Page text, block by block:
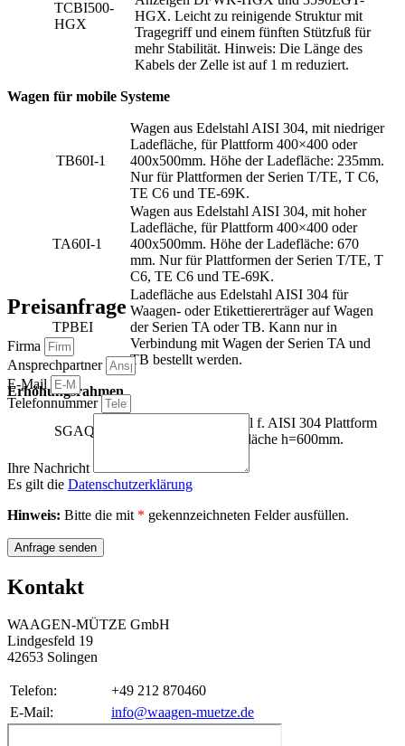
TCBI500-
HGX
HGX. Leicht zu reinigende Struktur mit
Tragegriff und einem fünften Stützfuß für
mehr Stabilität. Hinweis: Die Länge des
Kabels der Zelle ist auf 1 m reduziert.
Wagen für mobile Systeme
TB60I-1
Wagen aus Edelstahl AISI 304, mit niedriger
Ladefläche, für Plattform 400×400 oder
400x500mm. Höhe der Ladefläche: 235mm.
Nur für Plattformen der Serien T/TE, T C6,
TE C6 und TE-69K.
TA60I-1
Wagen aus Edelstahl AISI 304, mit hoher
Ladefläche, für Plattform 400×400 oder
400x500mm. Höhe der Ladefläche: 670
mm. Nur für Plattformen der Serien T/TE, T
C6, TE C6 und TE-69K.
TPBEI
Ladefläche aus Edelstahl AISI 304 für
Waagen- oder Etikettiererträger auf Wagen
der Serien TA oder TB. Kann nur in
Verbindung mit Wagen der Serien TA und
TB bestellt werden.
Erhöhungsrahmen
SGAQI-1
Gestell aus Edelstahl f. AISI 304 Plattform
400x400mm. Ladefläche h=600mm.
Preisanfrage
Firma
Ansprechpartner
E-Mail
Telefonnummer
Ihre Nachricht
Es gilt die Datenschutzerklärung
Hinweis: Bitte die mit * gekennzeichneten Felder ausfüllen.
Anfrage senden
Kontakt
WAAGEN-MÜTZE GmbH
Lindgesfeld 19
42653 Solingen
Telefon:
+49 212 870460
E-Mail:
info@waagen-muetze.de